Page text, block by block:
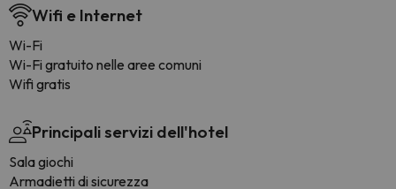
Wifi e Internet
Wi-Fi
Wi-Fi gratuito nelle aree comuni
Wifi gratis
Principali servizi dell'hotel
Sala giochi
Armadietti di sicurezza